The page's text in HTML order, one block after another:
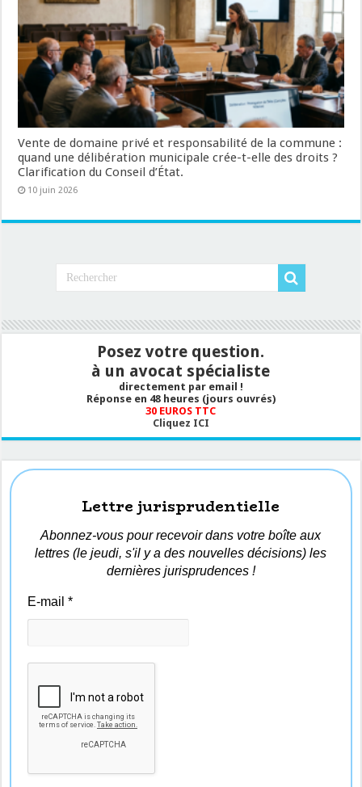
Vente de domaine privé et responsabilité de la commune :
quand une délibération municipale crée-t-elle des droits ?
Clarification du Conseil d’État.
10 juin 2026
Posez votre question.
à un avocat spécialiste
directement par email !
Réponse en 48 heures (jours ouvrés)
30 EUROS TTC
Cliquez ICI
Lettre jurisprudentielle
Abonnez-vous pour recevoir dans votre boîte aux
lettres (le jeudi, s'il y a des nouvelles décisions) les
dernières jurisprudences !
E-mail*